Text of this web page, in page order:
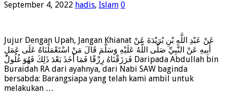
September 4, 2022 hadis, Islam 0
Jujur Dengan Upah, Jangan Khianat عَنْ عَبْدِ اللَّهِ بْنِ بُرَيْدَةَ عَنْ
أَبِيهِ عَنْ النَّبِيِّ صَلَّى اللَّهُ عَلَيْهِ وَسَلَّمَ قَالَ مَنْ اسْتَعْمَلْنَاهُ عَلَى عَمَلٍ
فَرَزَقْنَاهُ رِزْقًا فَمَا أَخَذَ بَعْدَ ذَلِكَ فَهُوَ غُلُولٌ Daripada Abdullah bin
Buraidah RA dari ayahnya, dari Nabi SAW baginda
bersabda: Barangsiapa yang telah kami ambil untuk
melakukan …